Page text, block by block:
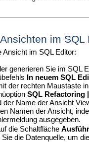
im SQL
Ansicht im SQL Editor:
generieren Sie im SQL
In neuem SQL
der rechten Maustaste
SQL Refactoring
der Name der Ansicht
Namen der Ansicht,
ausgegeben.
die Schaltfläche
die Datenquelle, um